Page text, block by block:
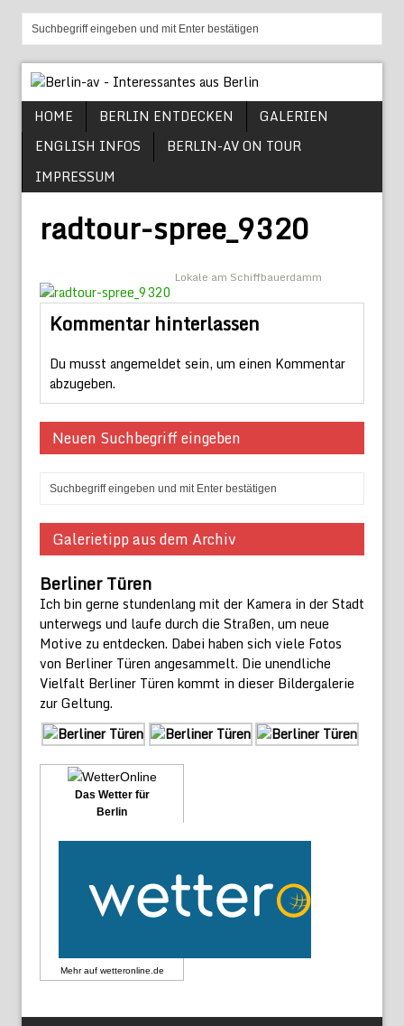
HOME BERLIN ENTDECKEN
GALERIEN
ENGLISH INFOS
BERLIN-AV ON TOUR
IMPRESSUM
radtour-spree_9320
Lokale am Schiffbauerdamm
Kommentar hinterlassen
Du musst angemeldet sein, um einen Kommentar
abzugeben.
Neuen Suchbegriff eingeben
Galerietipp aus dem Archiv
Berliner Türen
Ich bin gerne stundenlang mit der Kamera in der Stadt
unterwegs und laufe durch die Straßen, um neue
Motive zu entdecken. Dabei haben sich viele Fotos
von Berliner Türen angesammelt. Die unendliche
Vielfalt Berliner Türen kommt in dieser Bildergalerie
zur Geltung.
Das Wetter für
Berlin
Mehr auf wetteronline.de